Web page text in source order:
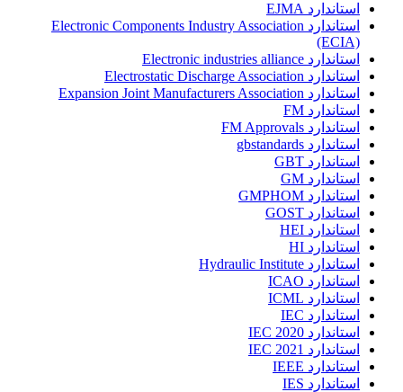
استاندارد EJMA
استاندارد Electronic Components Industry Association
(ECIA)
استاندارد Electronic industries alliance
استاندارد Electrostatic Discharge Association
استاندارد Expansion Joint Manufacturers Association
استاندارد FM
استاندارد FM Approvals
استاندارد gbstandards
استاندارد GBT
استاندارد GM
استاندارد GMPHOM
استاندارد GOST
استاندارد HEI
استاندارد HI
استاندارد Hydraulic Institute
استاندارد ICAO
استاندارد ICML
استاندارد IEC
استاندارد IEC 2020
استاندارد IEC 2021
استاندارد IEEE
استاندارد IES